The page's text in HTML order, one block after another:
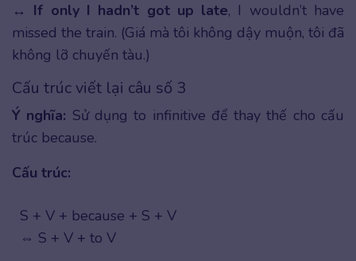
↔ If only I hadn’t got up late, I wouldn’t have
missed the train. (Giá mà tôi không dậy muộn, tôi đã
không lỡ chuyến tàu.)
Cấu trúc viết lại câu số 3
Ý nghĩa: Sử dụng to infinitive để thay thế cho cấu
trúc because.
Cấu trúc:
S + V + because + S + V
⇔ S + V + to V